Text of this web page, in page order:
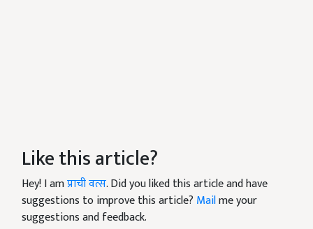
Like this article?
Hey! I amप्राची वत्स. Did you liked this article and have
suggestions to improve this article? Mailme your
suggestions and feedback.